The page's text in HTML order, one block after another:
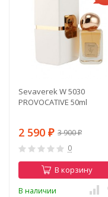
Sevaverek W 5030
PROVOCATIVE 50ml
2 590 ₽ 3 900₽
0
В корзину
В наличии